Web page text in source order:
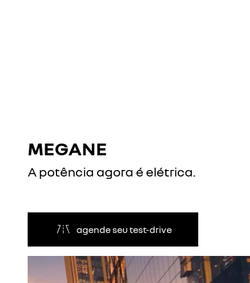
MEGANE
A potência agora é elétrica.
agende seu test-drive